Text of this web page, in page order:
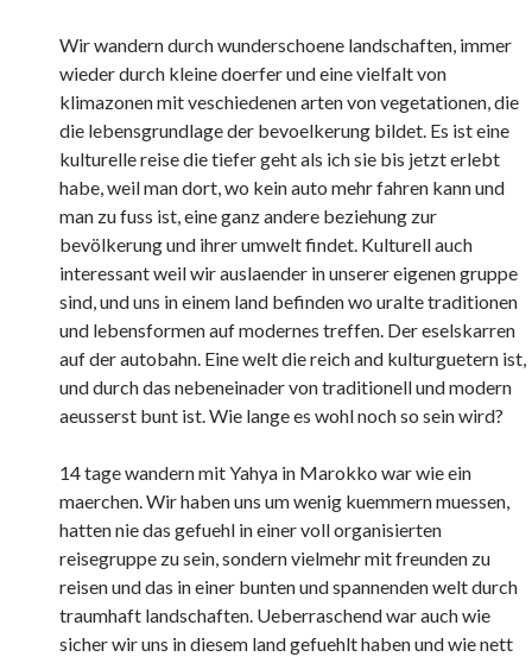
Wir wandern durch wunderschoene landschaften, immer
wieder durch kleine doerfer und eine vielfalt von
klimazonen mit veschiedenen arten von vegetationen, die
die lebensgrundlage der bevoelkerung bildet. Es ist eine
kulturelle reise die tiefer geht als ich sie bis jetzt erlebt
habe, weil man dort, wo kein auto mehr fahren kann und
man zu fuss ist, eine ganz andere beziehung zur
bevölkerung und ihrer umwelt findet. Kulturell auch
interessant weil wir auslaender in unserer eigenen gruppe
sind, und uns in einem land befinden wo uralte traditionen
und lebensformen auf modernes treffen. Der eselskarren
auf der autobahn. Eine welt die reich and kulturguetern ist,
und durch das nebeneinader von traditionell und modern
aeusserst bunt ist. Wie lange es wohl noch so sein wird?
14 tage wandern mit Yahya in Marokko war wie ein
maerchen. Wir haben uns um wenig kuemmern muessen,
hatten nie das gefuehl in einer voll organisierten
reisegruppe zu sein, sondern vielmehr mit freunden zu
reisen und das in einer bunten und spannenden welt durch
traumhaft landschaften. Ueberraschend war auch wie
sicher wir uns in diesem land gefuehlt haben und wie nett